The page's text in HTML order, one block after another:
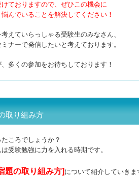
ておりますので、ぜひこの機会に
んでいることを解決してください！
えていらっしゃる受験生のみなさん、
ナーで発信したいと考えております。
多くの参加をお待ちしております！
取り組み方
ころでしょうか？
受験勉強に力を入れる時期です。
題の取り組み方] について紹介していきま